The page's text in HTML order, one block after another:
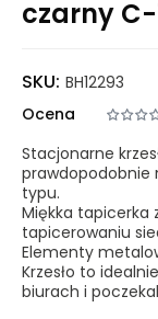
czarny
SKU: BH12293
Ocena
Stacjonarne
prawdopodobnie
typu.
Miękka tapicerka
tapicerowaniu
Elementy
Krzesło to
biurach i